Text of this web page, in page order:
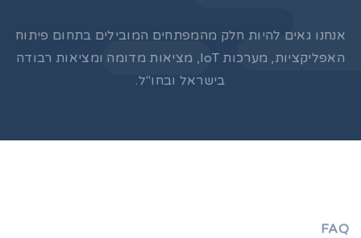
אנחנו גאים להיות חלק מהמפתחים המובילים בתחום פיתוח
האפליקציות, מערכות IoT, מציאות מדומה ומציאות רבודה
בישראל ובחו"ל.
FAQ